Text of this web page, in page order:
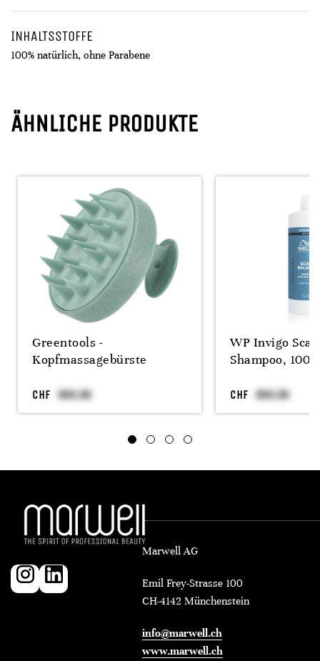
INHALTSSTOFFE
100% natürlich, ohne Parabene
ÄHNLICHE PRODUKTE
Greentools -
Kopfmassagebürste
CHF
WP Invigo
Shampoo,
CHF
Marwell AG
Emil Frey-Strasse 100
CH-4142 Münchenstein
info@marwell.ch
www.marwell.ch